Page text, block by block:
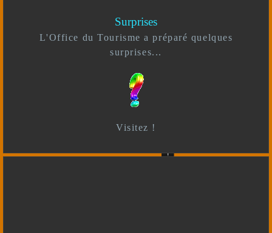
Surprises
L'Office du Tourisme a préparé quelques
surprises...
Visitez !